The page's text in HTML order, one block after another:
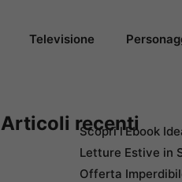
Televisione
Articoli recenti
Scopri l’Ebook
Letture Estive in
Offerta